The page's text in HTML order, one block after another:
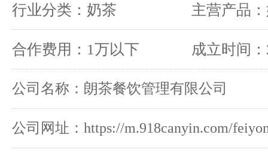
行业分类：奶茶 主营产品
合作费用：1万以下 成立时间
公司名称：朗茶餐饮管理有限公司
公司网址：https://m.918canyin.com/